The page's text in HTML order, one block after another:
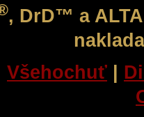
, DrD™ a
Všehochuť